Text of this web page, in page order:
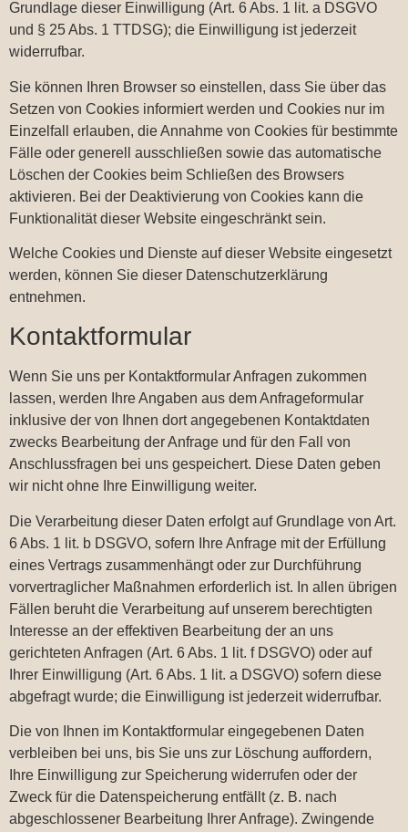
Grundlage dieser Einwilligung (Art. 6 Abs. 1 lit. a DSGVO
und § 25 Abs. 1 TTDSG); die Einwilligung ist jederzeit
widerrufbar.
Sie können Ihren Browser so einstellen, dass Sie über das
Setzen von Cookies informiert werden und Cookies nur im
Einzelfall erlauben, die Annahme von Cookies für bestimmte
Fälle oder generell ausschließen sowie das automatische
Löschen der Cookies beim Schließen des Browsers
aktivieren. Bei der Deaktivierung von Cookies kann die
Funktionalität dieser Website eingeschränkt sein.
Welche Cookies und Dienste auf dieser Website eingesetzt
werden, können Sie dieser Datenschutzerklärung
entnehmen.
Kontaktformular
Wenn Sie uns per Kontaktformular Anfragen zukommen
lassen, werden Ihre Angaben aus dem Anfrageformular
inklusive der von Ihnen dort angegebenen Kontaktdaten
zwecks Bearbeitung der Anfrage und für den Fall von
Anschlussfragen bei uns gespeichert. Diese Daten geben
wir nicht ohne Ihre Einwilligung weiter.
Die Verarbeitung dieser Daten erfolgt auf Grundlage von Art.
6 Abs. 1 lit. b DSGVO, sofern Ihre Anfrage mit der Erfüllung
eines Vertrags zusammenhängt oder zur Durchführung
vorvertraglicher Maßnahmen erforderlich ist. In allen übrigen
Fällen beruht die Verarbeitung auf unserem berechtigten
Interesse an der effektiven Bearbeitung der an uns
gerichteten Anfragen (Art. 6 Abs. 1 lit. f DSGVO) oder auf
Ihrer Einwilligung (Art. 6 Abs. 1 lit. a DSGVO) sofern diese
abgefragt wurde; die Einwilligung ist jederzeit widerrufbar.
Die von Ihnen im Kontaktformular eingegebenen Daten
verbleiben bei uns, bis Sie uns zur Löschung auffordern,
Ihre Einwilligung zur Speicherung widerrufen oder der
Zweck für die Datenspeicherung entfällt (z. B. nach
abgeschlossener Bearbeitung Ihrer Anfrage). Zwingende